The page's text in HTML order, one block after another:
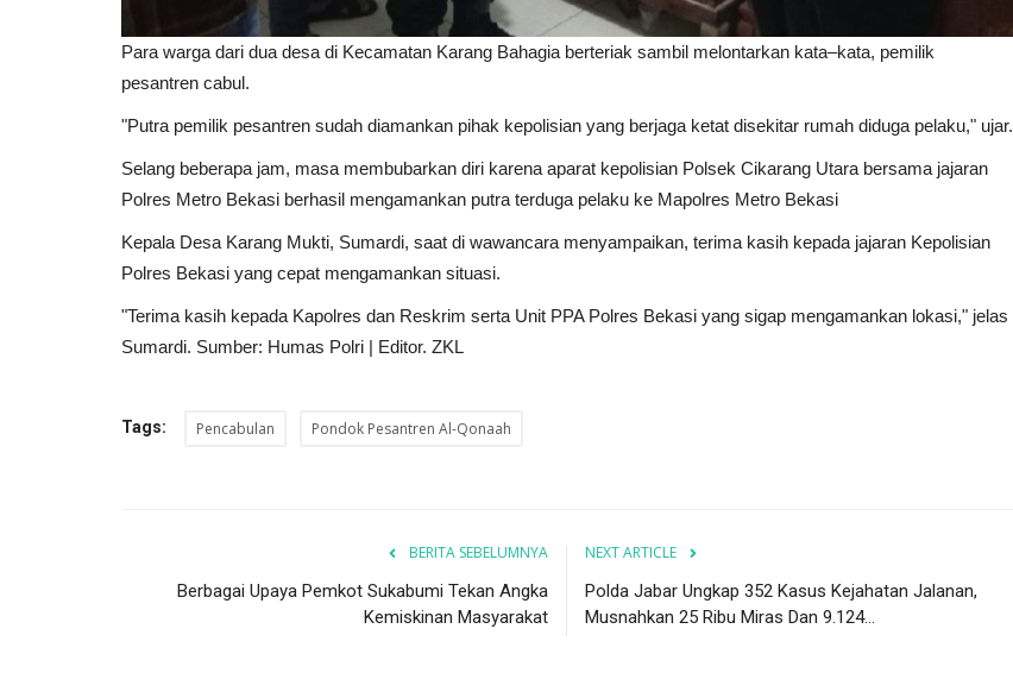
Para warga dari dua desa di Kecamatan Karang Bahagia berteriak sambil melontarkan kata–kata, pemilik
pesantren cabul.
"Putra pemilik pesantren sudah diamankan pihak kepolisian yang berjaga ketat disekitar rumah diduga pelaku," ujar.
Selang beberapa jam, masa membubarkan diri karena aparat kepolisian Polsek Cikarang Utara bersama jajaran
Polres Metro Bekasi berhasil mengamankan putra terduga pelaku ke Mapolres Metro Bekasi
Kepala Desa Karang Mukti, Sumardi, saat di wawancara menyampaikan, terima kasih kepada jajaran Kepolisian
Polres Bekasi yang cepat mengamankan situasi.
"Terima kasih kepada Kapolres dan Reskrim serta Unit PPA Polres Bekasi yang sigap mengamankan lokasi," jelas
Sumardi. Sumber: Humas Polri | Editor. ZKL
Tags: Pencabulan Pondok Pesantren Al-Qonaah
BERITA SEBELUMNYA
Berbagai Upaya Pemkot Sukabumi Tekan Angka
Kemiskinan Masyarakat
NEXT ARTICLE
Polda Jabar Ungkap 352 Kasus Kejahatan Jalanan,
Musnahkan 25 Ribu Miras Dan 9.124...